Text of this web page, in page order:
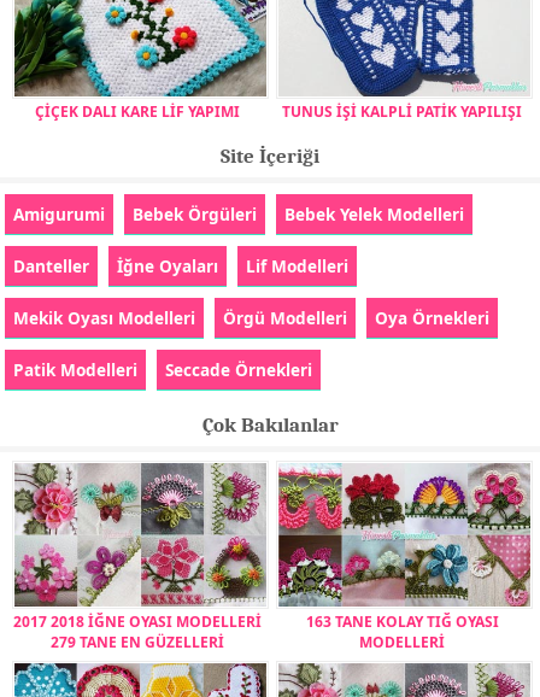
ÇİÇEK DALI KARE LİF YAPIMI TUNUS İŞİ KALPLİ PATİK YAPILIŞI
Site İçeriği
Amigurumi Bebek Örgüleri Bebek Yelek Modelleri
Danteller İğne Oyaları Lif Modelleri
Mekik Oyası Modelleri Örgü Modelleri Oya Örnekleri
Patik Modelleri Seccade Örnekleri
Çok Bakılanlar
2017 2018 İĞNE OYASI MODELLERİ
279 TANE EN GÜZELLERİ
163 TANE KOLAY TIĞ OYASI
MODELLERİ